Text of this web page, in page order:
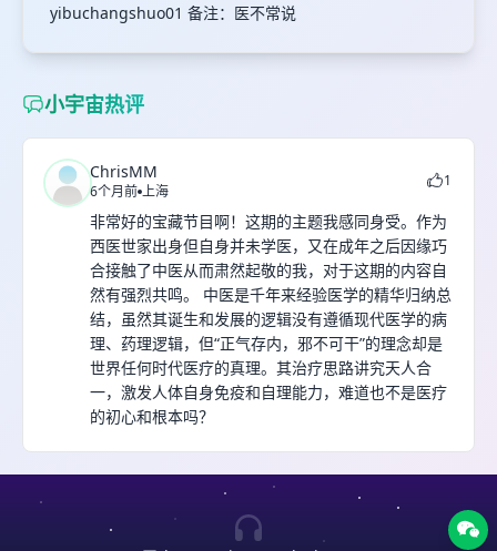
yibuchangshuo01 备注：医不常说
小宇宙热评
ChrisMM
6个月前 上海
1
非常好的宝藏节目啊！这期的主题我感同身受。作为
西医世家出身但自身并未学医，又在成年之后因缘巧
合接触了中医从而肃然起敬的我，对于这期的内容自
然有强烈共鸣。 中医是千年来经验医学的精华归纳总
结，虽然其诞生和发展的逻辑没有遵循现代医学的病
理、药理逻辑，但“正气存内，邪不可干”的理念却是
世界任何时代医疗的真理。其治疗思路讲究天人合
一，激发人体自身免疫和自理能力，难道也不是医疗
的初心和根本吗？